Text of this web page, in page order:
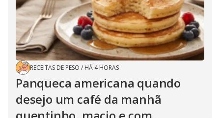
RECEITAS DE PESO / HÁ 4 HORAS
Panqueca americana quando
desejo um café da manhã